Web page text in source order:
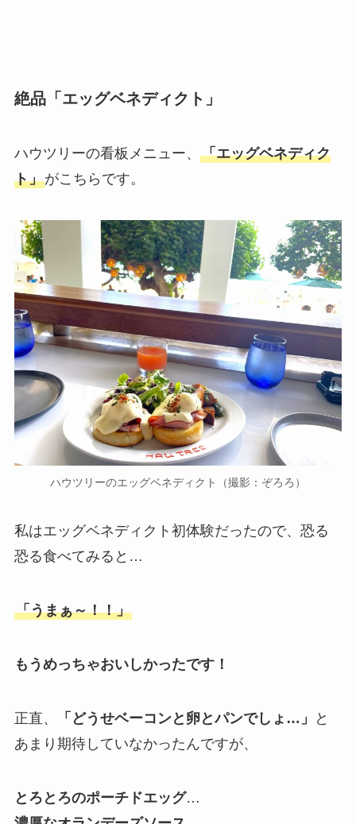
絶品「エッグベネディクト」
ハウツリーの看板メニュー、 「エッグベネディク
ト」がこちらです。
ハウツリーのエッグベネディクト（撮影：ぞろろ）
私はエッグベネディクト初体験だったので、恐る
恐る食べてみると…
「うまぁ～！！」
もうめっちゃおいしかったです！
正直、 「どうせベーコンと卵とパンでしょ…」
と
あまり期待していなかったんですが、
とろとろのポーチドエッグ…